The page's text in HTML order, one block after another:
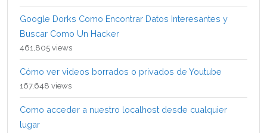
Google Dorks Como Encontrar Datos Interesantes y
Buscar Como Un Hacker
461,805 views
Cómo ver videos borrados o privados de Youtube
167,648 views
Como acceder a nuestro localhost desde cualquier
lugar